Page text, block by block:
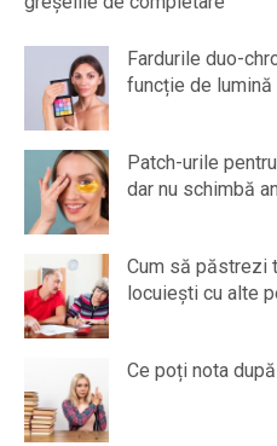
Fardurile duo-
funcție de lumină
Patch-urile
dar nu schimbă
Cum să păstrezi
locuiești cu alte
Ce poți nota